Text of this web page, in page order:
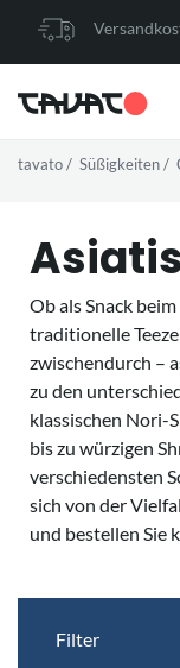
tavato Süßigkeiten
Ob als Snack
traditionelle
zwischendurch –
zu den
klassischen Nori-
bis zu würzigen
verschiedensten
sich von der
und bestellen Sie
Filter